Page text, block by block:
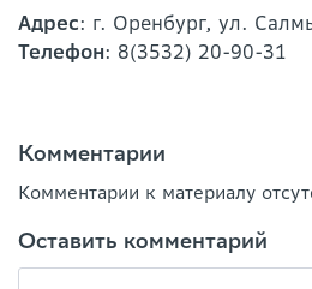
Адрес: г. Оренбург, ул.
Телефон: 8(3532) 20-90-31
Комментарии
Комментарии к материалу
Оставить комментарий